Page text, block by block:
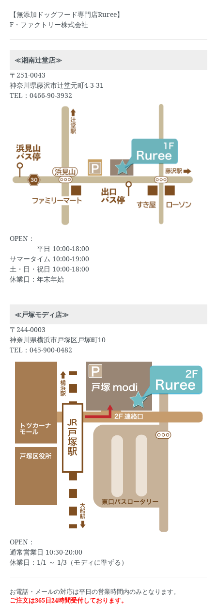
【無添加ドッグフード専門店Ruree】
F・ファクトリー株式会社
≪湘南辻堂店≫
〒251-0043
神奈川県藤沢市辻堂元町4-3-31
TEL：0466-90-3932
OPEN：
平日 10:00-18:00
サマータイム 10:00-19:00
土・日・祝日 10:00-18:00
休業日：年末年始
≪戸塚モディ店≫
〒244-0003
神奈川県横浜市戸塚区戸塚町10
TEL：045-900-0482
OPEN：
通常営業日 10:30-20:00
休業日：1/1 ～ 1/3（モディに準ずる）
お電話・メールの対応は平日の営業時間内のみとなります。
ご注文は365日24時間受付しております。